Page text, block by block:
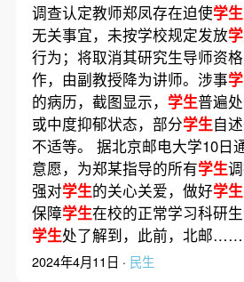
调查认定教师郑凤存在迫使学生
无关事宜，未按学校规定发放
行为；将取消其研究生导师资
作，由副教授降为讲师。涉事
的病历，截图显示， 学生普遍
或中度抑郁状态，部分学生自
不适等。 据北京邮电大学10日
意愿，为郑某指导的所有学生
强对学生的关心关爱，做好学生
保障学生在校的正常学习科研
学生处了解到，此前，北邮……
2024年4月11日 · 民生